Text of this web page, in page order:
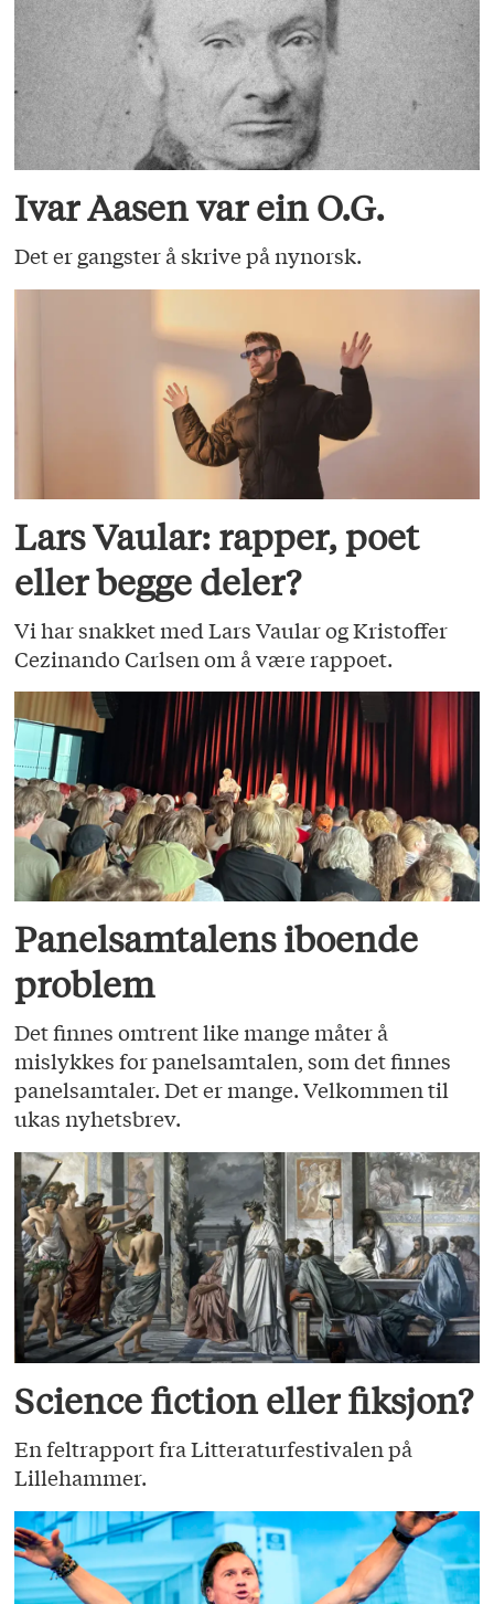
Ivar Aasen var ein O.G.
Det er gangster å skrive på nynorsk.
Lars Vaular: rapper, poet
eller begge deler?
Vi har snakket med Lars Vaular og Kristoffer
Cezinando Carlsen om å være rappoet.
Panelsamtalens iboende
problem
Det finnes omtrent like mange måter å
mislykkes for panelsamtalen, som det finnes
panelsamtaler. Det er mange. Velkommen til
ukas nyhetsbrev.
Science fiction eller fiksjon?
En feltrapport fra Litteraturfestivalen på
Lillehammer.